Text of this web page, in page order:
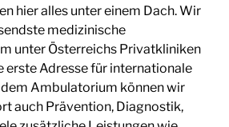
hier alles unter einem Dach. Wir
medizinische
unter Österreichs Privatkliniken
erste Adresse für internationale
Ambulatorium können wir
auch Prävention, Diagnostik,